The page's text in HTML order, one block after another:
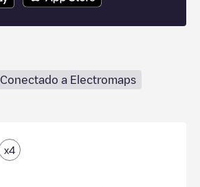
Conectado a Electromaps
x4